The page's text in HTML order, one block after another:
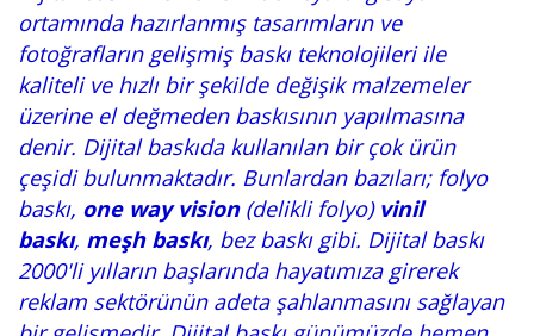
ortamında hazırlanmış tasarımların ve
fotoğrafların gelişmiş baskı teknolojileri ile
kaliteli ve hızlı bir şekilde değişik malzemeler
üzerine el değmeden baskısının yapılmasına
denir. Dijital baskıda kullanılan bir çok ürün
çeşidi bulunmaktadır. Bunlardan bazıları; folyo
baskı, one way vision(delikli folyo) vinil
baskı, meşh baskı, bez baskı gibi. Dijital baskı
2000'li yılların başlarında hayatımıza girerek
reklam sektörünün adeta şahlanmasını sağlayan